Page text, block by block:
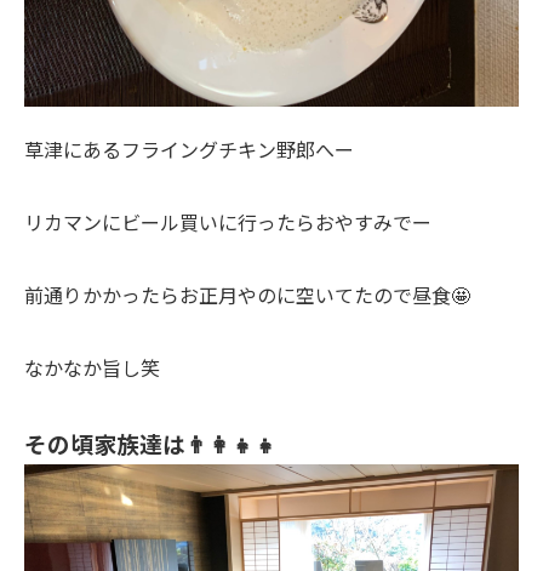
草津にあるフライングチキン野郎へー
リカマンにビール買いに行ったらおやすみでー
前通りかかったらお正月やのに空いてたので昼食🤩
なかなか旨し笑
その頃家族達は👨‍👩‍👧‍👧